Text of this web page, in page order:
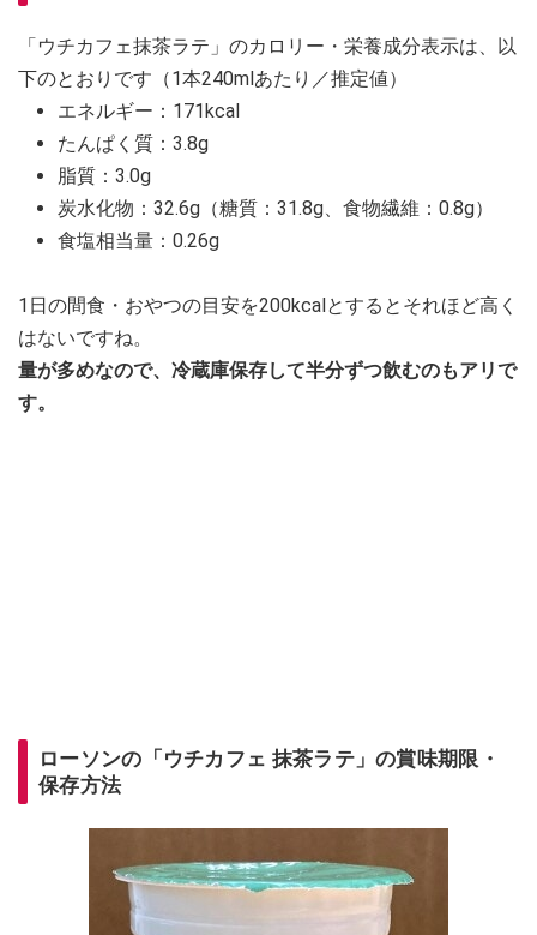
「ウチカフェ抹茶ラテ」のカロリー・栄養成分表示は、以
下のとおりです（1本240mlあたり／推定値）
エネルギー：171kcal
たんぱく質：3.8g
脂質：3.0g
炭水化物：32.6g（糖質：31.8g、食物繊維：0.8g）
食塩相当量：0.26g
1日の間食・おやつの目安を200kcalとするとそれほど高く
はないですね。
量が多めなので、冷蔵庫保存して半分ずつ飲むのもアリで
す。
ローソンの「ウチカフェ 抹茶ラテ」の賞味期限・
保存方法